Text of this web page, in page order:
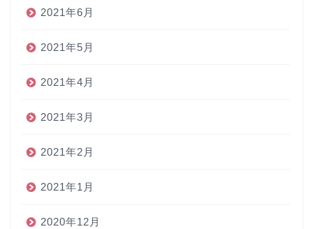
2021年6月
2021年5月
2021年4月
2021年3月
2021年2月
2021年1月
2020年12月